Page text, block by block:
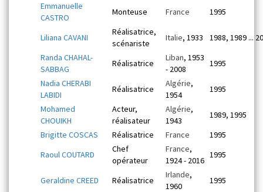
Emmanuelle
CASTRO
Monteuse France 1995
Liliana CAVANI
Réalisatrice,
scénariste
Italie, 1933
1988, 1989 ...
Randa CHAHAL-
SABBAG
Réalisatrice
Liban, 1953
- 2008
1995
Nadia CHERABI
LABIDI
Réalisatrice
Algérie,
1954
1995
Mohamed
CHOUIKH
Acteur,
réalisateur
Algérie,
1943
1989, 1995
Brigitte COSCAS
Réalisatrice France
1995
Raoul COUTARD
Chef
opérateur
France,
1924 - 2016
1995
Geraldine CREED Réalisatrice
Irlande,
1960
1995